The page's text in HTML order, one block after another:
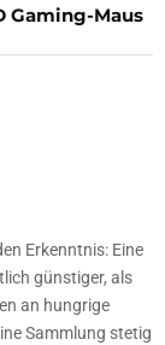
Gaming-Maus
Erkenntnis: Eine
günstiger, als
an hungrige
Sammlung stetig